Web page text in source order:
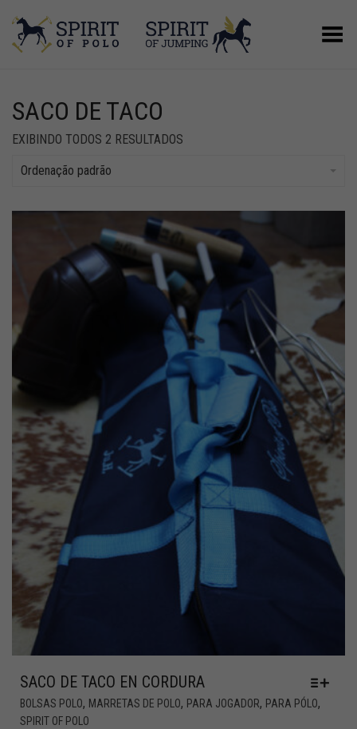
Alternar Menu
SACO DE TACO
EXIBINDO TODOS 2 RESULTADOS
Ordenação padrão
SACO DE TACO EN CORDURA
BOLSAS POLO, MARRETAS DE POLO, PARA JOGADOR, PARA PÓLO,
SPIRIT OF POLO